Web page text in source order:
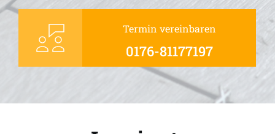
Termin vereinbaren
0176-81177197